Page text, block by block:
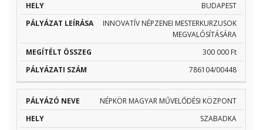
BUDAPEST
INNOVATÍV NÉPZENEI MESTERKURZUSOK
MEGVALÓSÍTÁSÁRA
300 000 Ft
786104/00448
NÉPKÖR MAGYAR MŰVELŐDÉSI KÖZPONT
SZABADKA